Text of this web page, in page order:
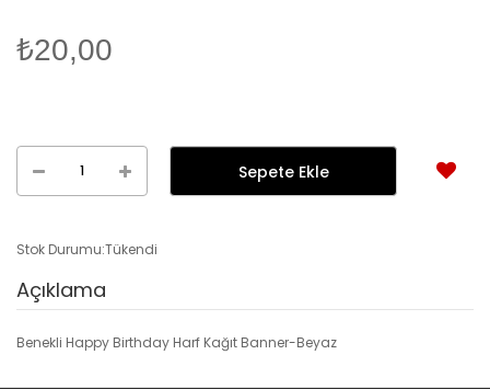
₺20,00
Stok Durumu:Tükendi
Açıklama
Benekli Happy Birthday Harf Kağıt Banner-Beyaz